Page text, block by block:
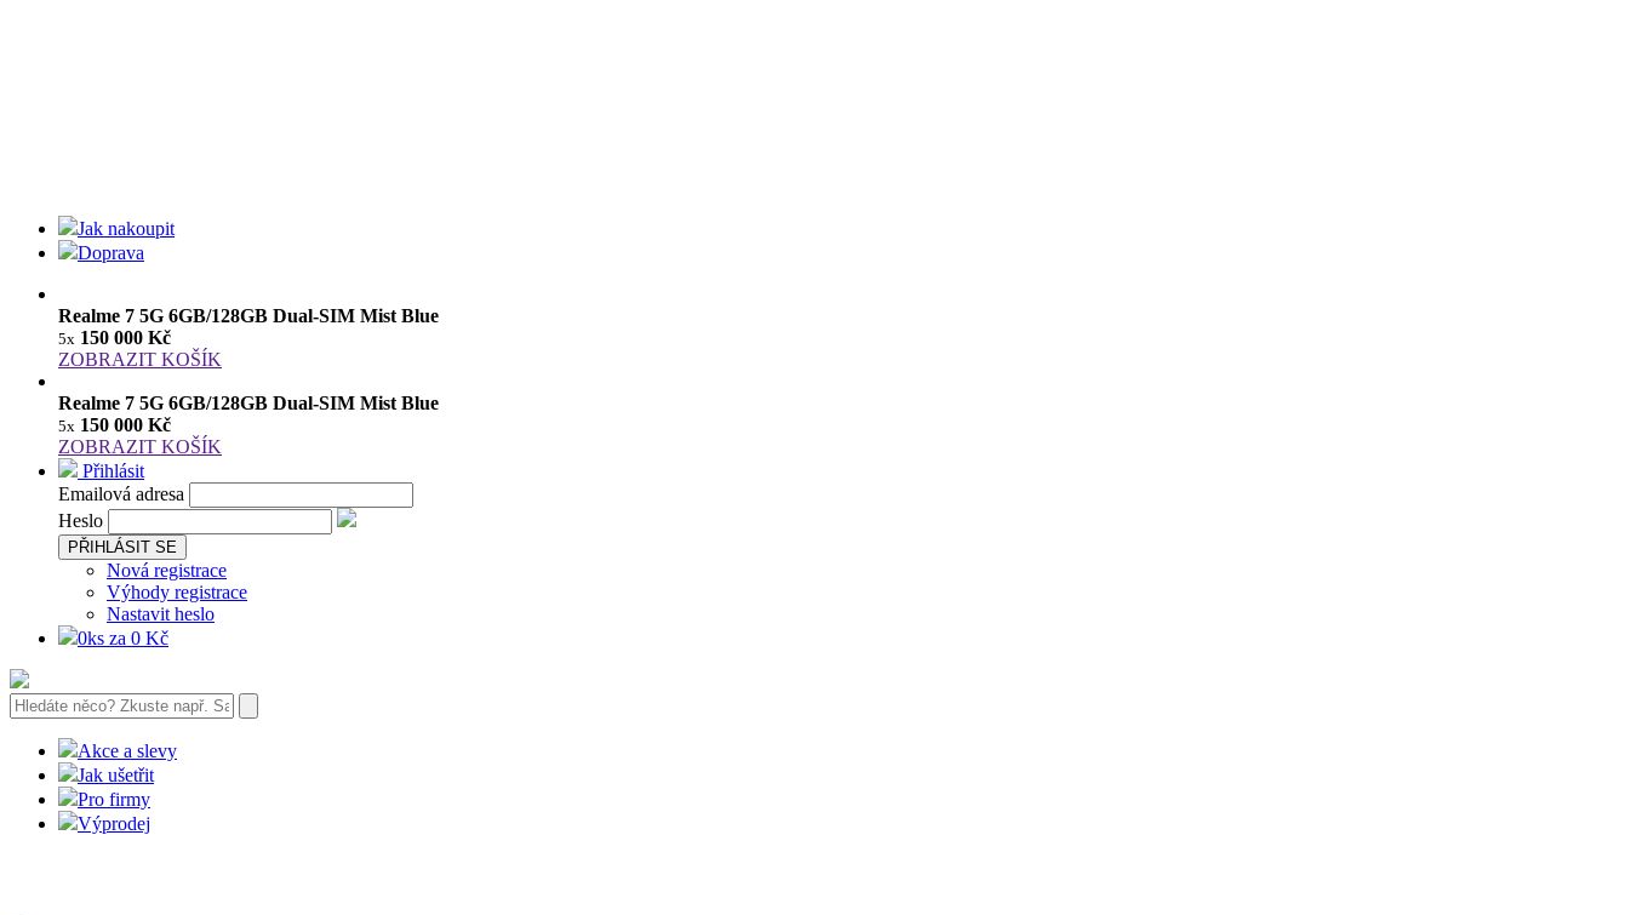
Jak nakoupit
Doprava
Realme 7 5G 6GB/128GB Dual-SIM Mist Blue
5x 150 000 Kč
ZOBRAZIT KOŠÍK
Realme 7 5G 6GB/128GB Dual-SIM Mist Blue
5x 150 000 Kč
ZOBRAZIT KOŠÍK
Přihlásit
Emailová adresa
Heslo
PŘIHLÁSIT SE
Nová registrace
Výhody registrace
Nastavit heslo
0ks za 0 Kč
Akce a slevy
Jak ušetřit
Pro firmy
Výprodej